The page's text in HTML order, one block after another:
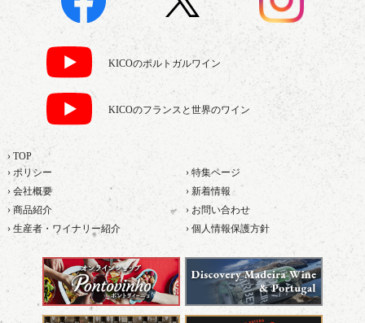
KICOのポルトガルワイン
KICOのフランスと世界のワイン
› TOP
› ポリシー
› 特集ページ
› 会社概要
› 新着情報
› 商品紹介
› お問い合わせ
› 生産者・ワイナリー紹介
› 個人情報保護方針